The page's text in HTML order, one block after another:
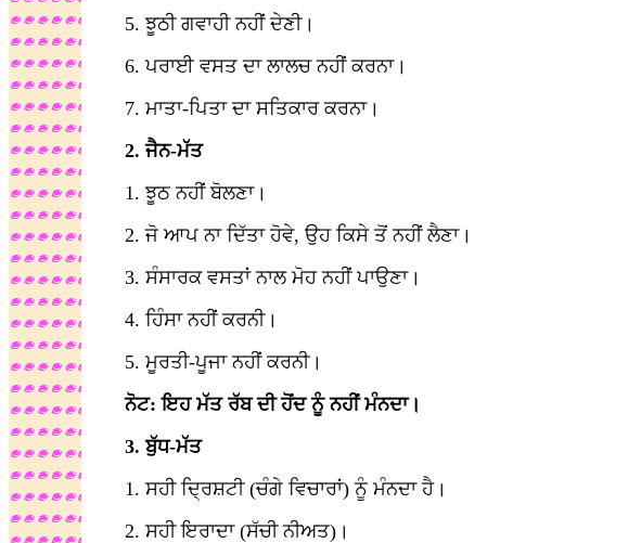
5. ਝੂਠੀ ਗਵਾਹੀ ਨਹੀਂ ਦੇਣੀ।
6. ਪਰਾਈ ਵਸਤ ਦਾ ਲਾਲਚ ਨਹੀਂ ਕਰਨਾ।
7. ਮਾਤਾ-ਪਿਤਾ ਦਾ ਸਤਿਕਾਰ ਕਰਨਾ।
2. ਜੈਨ-ਮੱਤ
1. ਝੂਠ ਨਹੀਂ ਬੋਲਣਾ।
2. ਜੋ ਆਪ ਨਾ ਦਿੱਤਾ ਹੋਵੇ, ਉਹ ਕਿਸੇ ਤੋਂ ਨਹੀਂ ਲੈਣਾ।
3. ਸੰਸਾਰਕ ਵਸਤਾਂ ਨਾਲ ਮੋਹ ਨਹੀਂ ਪਾਉਣਾ।
4. ਹਿੰਸਾ ਨਹੀਂ ਕਰਨੀ।
5. ਮੂਰਤੀ-ਪੂਜਾ ਨਹੀਂ ਕਰਨੀ।
ਨੋਟ: ਇਹ ਮੱਤ ਰੱਬ ਦੀ ਹੋਂਦ ਨੂੰ ਨਹੀਂ ਮੰਨਦਾ।
3. ਬੁੱਧ-ਮੱਤ
1. ਸਹੀ ਦ੍ਰਿਸ਼ਟੀ (ਚੰਗੇ ਵਿਚਾਰਾਂ) ਨੂੰ ਮੰਨਦਾ ਹੈ।
2. ਸਹੀ ਇਰਾਦਾ (ਸੱਚੀ ਨੀਅਤ)।